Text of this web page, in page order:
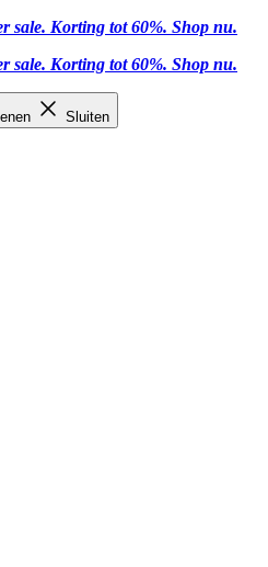
sale. Korting tot 60%. Shop nu.
sale. Korting tot 60%. Shop nu.
Sluiten